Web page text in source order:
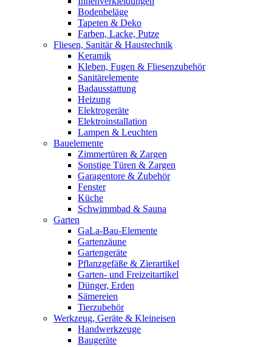
Bodenbeläge
Tapeten & Deko
Farben, Lacke, Putze
Fliesen, Sanitär & Haustechnik
Keramik
Kleben, Fugen & Fliesenzubehör
Sanitärelemente
Badausstattung
Heizung
Elektrogeräte
Elektroinstallation
Lampen & Leuchten
Bauelemente
Zimmertüren & Zargen
Sonstige Türen & Zargen
Garagentore & Zubehör
Fenster
Küche
Schwimmbad & Sauna
Garten
GaLa-Bau-Elemente
Gartenzäune
Gartengeräte
Pflanzgefäße & Zierartikel
Garten- und Freizeitartikel
Dünger, Erden
Sämereien
Tierzubehör
Werkzeug, Geräte & Kleineisen
Handwerkzeuge
Baugeräte